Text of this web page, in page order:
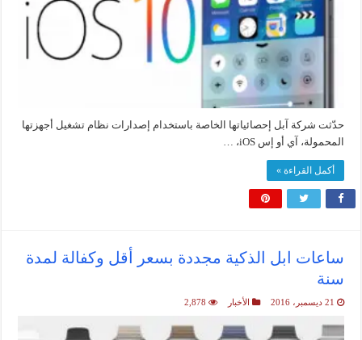
حدّثت شركة آبل إحصائياتها الخاصة باستخدام إصدارات نظام تشغيل أجهزتها
المحمولة، آي أو إس iOS، …
أكمل القراءة »
ساعات ابل الذكية مجددة بسعر أقل وكفالة لمدة
سنة
21 ديسمبر، 2016 الأخبار 2,878